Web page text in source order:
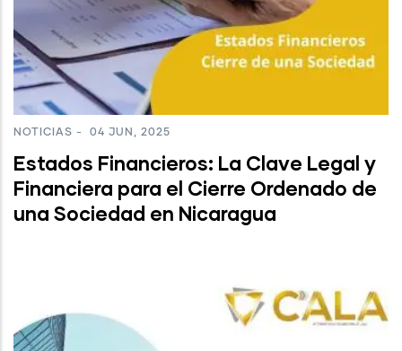
NOTICIAS - 04 JUN, 2025
Estados Financieros: La Clave Legal y
Financiera para el Cierre Ordenado de
una Sociedad en Nicaragua